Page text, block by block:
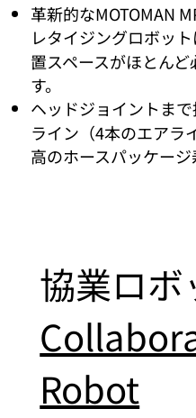
革新的なMOTOMAN
レタイジングロボッ
置スペースがほとん
す。
ヘッドジョイントま
ライン（4本のエアラ
高のホースパッケージ
協業ロボ
Robot